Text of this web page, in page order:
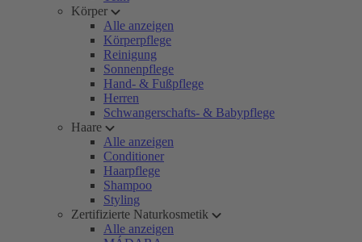
Körper
Alle anzeigen
Körperpflege
Reinigung
Sonnenpflege
Hand- & Fußpflege
Herren
Schwangerschafts- & Babypflege
Haare
Alle anzeigen
Conditioner
Haarpflege
Shampoo
Styling
Zertifizierte Naturkosmetik
Alle anzeigen